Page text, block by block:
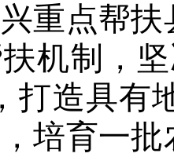
重点帮
机制，
打造具有
培育一